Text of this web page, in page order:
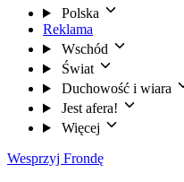
Polska
Reklama
Wschód
Świat
Duchowość i wiara
Jest afera!
Więcej
Wesprzyj Frondę